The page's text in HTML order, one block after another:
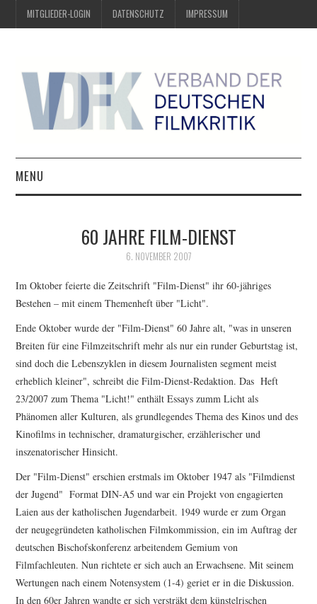
MITGLIEDER-LOGIN DATENSCHUTZ IMPRESSUM
MENU
PREIS DER DEUTSCHEN
FILMKRITIK
S. KRACAUER PREIS
WOCHE DER KRITIK
60 JAHRE FILM-DIENST
6. NOVEMBER 2007
Im Oktober feierte die Zeitschrift "Film-Dienst" ihr 60-jähriges
Bestehen – mit einem Themenheft über "Licht".
Ende Oktober wurde der "Film-Dienst" 60 Jahre alt, "was in unseren
Breiten für eine Filmzeitschrift mehr als nur ein runder Geburtstag ist,
sind doch die Lebenszyklen in diesem Journalisten segment meist
erheblich kleiner", schreibt die Film-Dienst-Redaktion. Das Heft
23/2007 zum Thema "Licht!" enthält Essays zumm Licht als
Phänomen aller Kulturen, als grundlegendes Thema des Kinos und des
Kinofilms in technischer, dramaturgischer, erzählerischer und
inszenatorischer Hinsicht.
Der "Film-Dienst" erschien erstmals im Oktober 1947 als "Filmdienst
der Jugend" Format DIN-A5 und war ein Projekt von engagierten
Laien aus der katholischen Jugendarbeit. 1949 wurde er zum Organ
der neugegründeten katholischen Filmkommission, ein im Auftrag der
deutschen Bischofskonferenz arbeitendem Gemium von
Filmfachleuten. Nun richtete er sich auch an Erwachsene. Mit seinem
Wertungen nach einem Notensystem (1-4) geriet er in die Diskussion.
In den 60er Jahren wandte er sich versträkt dem künstelrischen